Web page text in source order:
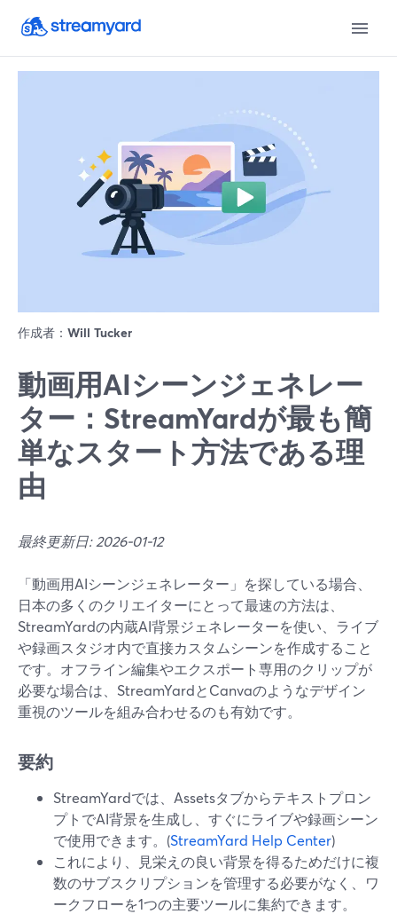
作成者： Will Tucker
動画用AIシーンジェネレー
ター：StreamYardが最も簡
単なスタート方法である理
由
最終更新日: 2026-01-12
「動画用AIシーンジェネレーター」を探している場合、
日本の多くのクリエイターにとって最速の方法は、
StreamYardの内蔵AI背景ジェネレーターを使い、ライブ
や録画スタジオ内で直接カスタムシーンを作成すること
です。オフライン編集やエクスポート専用のクリップが
必要な場合は、StreamYardとCanvaのようなデザイン
重視のツールを組み合わせるのも有効です。
要約
StreamYardでは、Assetsタブからテキストプロン
プトでAI背景を生成し、すぐにライブや録画シーン
で使用できます。(StreamYard Help Center)
これにより、見栄えの良い背景を得るためだけに複
数のサブスクリプションを管理する必要がなく、ワ
ークフローを1つの主要ツールに集約できます。